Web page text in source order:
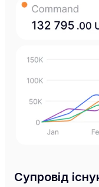
Супровід